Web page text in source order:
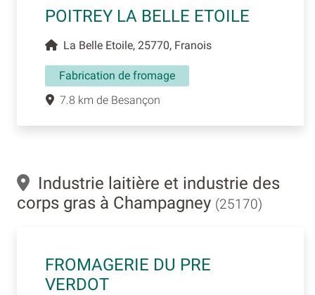
POITREY LA BELLE ETOILE
La Belle Etoile, 25770, Franois
Fabrication de fromage
7.8 km de Besançon
Industrie laitière et industrie des
corps gras à Champagney (25170)
FROMAGERIE DU PRE
VERDOT